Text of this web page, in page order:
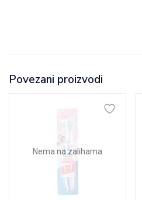
Povezani proizvodi
Nema na zalihama